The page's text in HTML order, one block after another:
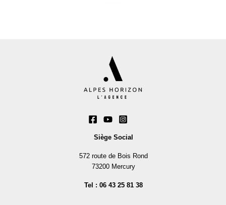
Siège Social
572 route de Bois Rond
73200 Mercury
Tel : 06 43 25 81 38